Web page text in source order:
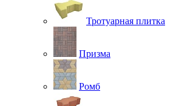
Тротуарная плитка
Призма
Ромб